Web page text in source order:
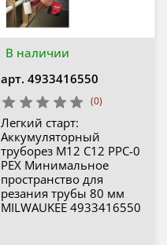
В наличии
арт. 4933416550
(0)
Легкий старт:
Аккумуляторный
труборез M12 C12 PPC-0
РЕХ Минимальное
пространство для
резания трубы 80 мм
MILWAUKEE 4933416550